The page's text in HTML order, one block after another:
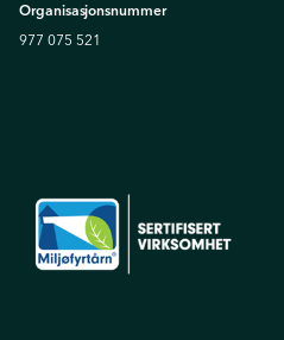
Organisasjonsnummer
977 075 521